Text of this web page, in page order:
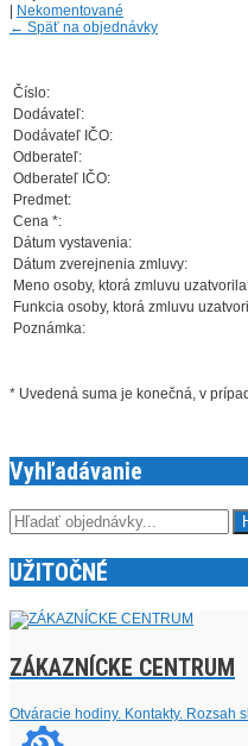
Nekomentované
← Späť na objednávky
Číslo:
Dodávateľ:
Dodávateľ IČO:
Odberateľ:
Odberateľ IČO:
Predmet:
Cena *:
Dátum vystavenia:
Dátum zverejnenia zmluvy:
Meno osoby, ktorá zmluvu
Funkcia osoby, ktorá zmluvu
Poznámka:
* Uvedená suma je konečná, v
Vyhľadávanie
UŽITOČNÉ
ZÁKAZNÍCKE CENTRUM
Otváracie hodiny. Kontakty. Rozsah